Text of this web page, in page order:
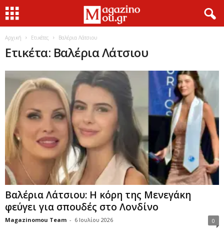
Αρχική Ετικέτες Βαλέρια Λάτσιου
Ετικέτα: Βαλέρια Λάτσιου
Βαλέρια Λάτσιου: Η κόρη της Μενεγάκη
φεύγει για σπουδές στο Λονδίνο
Magazinomou Team - 6 Ιουλίου 2026 0